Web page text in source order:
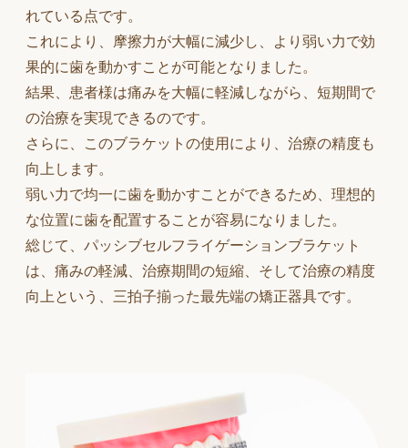
れている点です。
これにより、摩擦力が大幅に減少し、より弱い力で効
果的に歯を動かすことが可能となりました。
結果、患者様は痛みを大幅に軽減しながら、短期間で
の治療を実現できるのです。
さらに、このブラケットの使用により、治療の精度も
向上します。
弱い力で均一に歯を動かすことができるため、理想的
な位置に歯を配置することが容易になりました。
総じて、パッシブセルフライゲーションブラケット
は、痛みの軽減、治療期間の短縮、そして治療の精度
向上という、三拍子揃った最先端の矯正器具です。